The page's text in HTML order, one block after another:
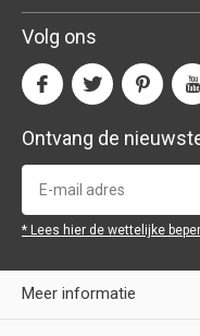
Volg ons
Ontvang de
* Lees hier de wettelijke
Meer informatie